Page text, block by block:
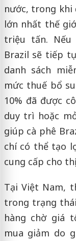
nước, trong khi
lớn nhất thế
triệu tấn.
Brazil sẽ tiếp
danh sách
mức thuế bổ
10% đã được
duy trì hoặc
giúp cà phê
chí có thể tạo
cung cấp cho
Tại Việt Nam,
trong trạng
hàng chờ giá
mua giảm do